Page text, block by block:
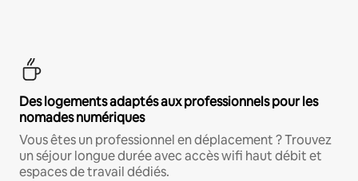
Des logements adaptés aux professionnels pour les
nomades numériques
Vous êtes un professionnel en déplacement ? Trouvez
un séjour longue durée avec accès wifi haut débit et
espaces de travail dédiés.